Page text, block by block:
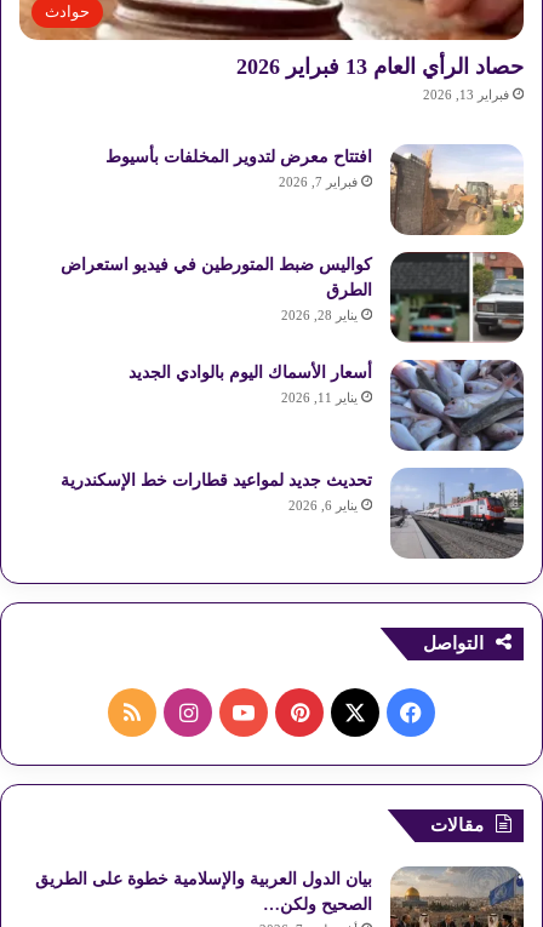
حوادث
حصاد الرأي العام 13 فبراير 2026
فبراير 13, 2026
افتتاح معرض لتدوير المخلفات بأسيوط
فبراير 7, 2026
كواليس ضبط المتورطين في فيديو استعراض
الطرق
يناير 28, 2026
أسعار الأسماك اليوم بالوادي الجديد
يناير 11, 2026
تحديث جديد لمواعيد قطارات خط الإسكندرية
يناير 6, 2026
التواصل
ي
س
و
X
ي
ي
Y
ن
ل
مقالات
بيان الدول العربية والإسلامية خطوة على الطريق
الصحيح ولكن…